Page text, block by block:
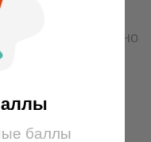
баллы
- бесплатно